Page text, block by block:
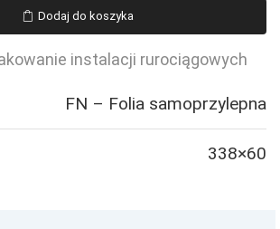
Dimethylamine
-
4
Dodaj do koszyka
instalacji rurociągowych
FN – Folia samoprzylepna
338×60